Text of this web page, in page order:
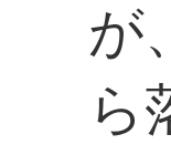
が
ら